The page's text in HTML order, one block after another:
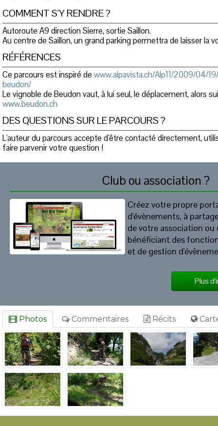
COMMENT S'Y RENDRE ?
Autoroute A9 direction Sierre, sortie Saillon.
Au centre de Saillon, un grand parking permettra de laisser la
RÉFÉRENCES
Ce parcours est inspiré dewww.alpavista.ch/Alp11/2009/04/
beudon/
Le vignoble de Beudon vaut, à lui seul, le déplacement, alors
www.beudon.ch
DES QUESTIONS SUR LE PARCOURS ?
L'auteur du parcours accepte d'être contacté directement,
faire parvenir votre question !
Club ou association ?
Créez votre propre
d'évènements, à
de votre association
bénéficiant des
et de gestion
Plus
Photos Commentaires Récits